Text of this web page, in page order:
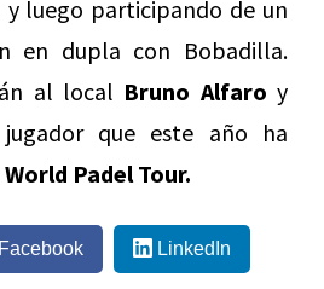
y luego participando de un
en dupla con Bobadilla.
al local Bruno Alfaro y
jugador que este año ha
World Padel Tour.
Facebook LinkedIn